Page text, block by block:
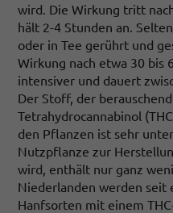
wird. Die Wirkung tritt
hält 2-4 Stunden an.
oder in Tee gerührt und
Wirkung nach etwa 30 bis
intensiver und dauert
Der Stoff, der
Tetrahydrocannabinol
den Pflanzen ist sehr
Nutzpflanze zur
wird, enthält nur ganz
Niederlanden werden seit
Hanfsorten mit einem